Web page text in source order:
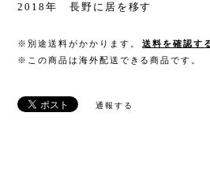
2018年 長野に居を移す
※別途送料がかかります。
送料を確認す
※この商品は海外配送できる商品です。
通報する